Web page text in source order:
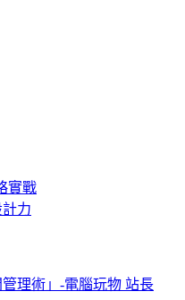
實戰
力
理術」-電腦玩物 站長